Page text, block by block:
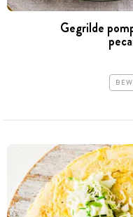
Gegrilde